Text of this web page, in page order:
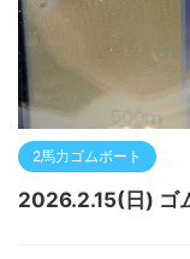
2馬力ゴムボート
2026.2.15(日) ゴ